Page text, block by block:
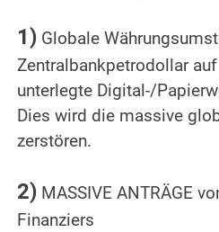
1) Globale
Zentralbankpetrodollar
unterlegte Digital-/
Dies wird die massive
zerstören.
2) MASSIVE ANTRÄGE
Finanziers